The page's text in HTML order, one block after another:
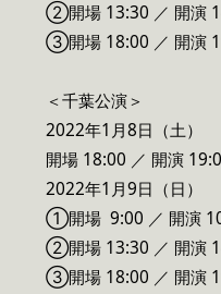
②開場 13:30 ／ 開演
③開場 18:00 ／ 開演
＜千葉公演＞
2022年1月8日（土）
開場 18:00 ／ 開演
2022年1月9日（日）
①開場 9:00 ／ 開演
②開場 13:30 ／ 開演
③開場 18:00 ／ 開演